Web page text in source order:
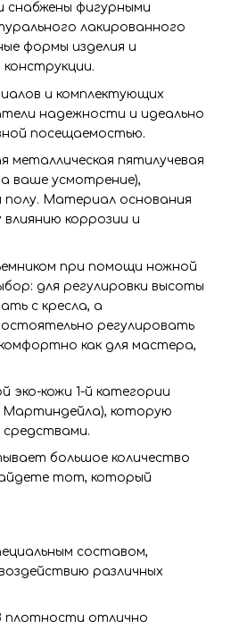
снабжены фигурными
лакированного
формы изделия и
и комплектующих
надежности и идеально
посещаемостью.
металлическая пятилучевая
ваше усмотрение),
Материал основания
коррозии и
при помощи ножной
для регулировки высоты
с кресла, а
регулировать
как для мастера,
эко-кожи 1-й категории
Мартиндейла), которую
большое количество
тот, который
составом,
различных
плотности отлично